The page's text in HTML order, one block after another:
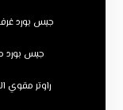
جبس بورد غرف
جبس بورد
راوتر مقوي